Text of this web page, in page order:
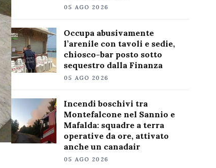
05 AGO 2026
Occupa abusivamente
l’arenile con tavoli e sedie,
chiosco-bar posto sotto
sequestro dalla Finanza
05 AGO 2026
Incendi boschivi tra
Montefalcone nel Sannio e
Mafalda: squadre a terra
operative da ore, attivato
anche un canadair
05 AGO 2026